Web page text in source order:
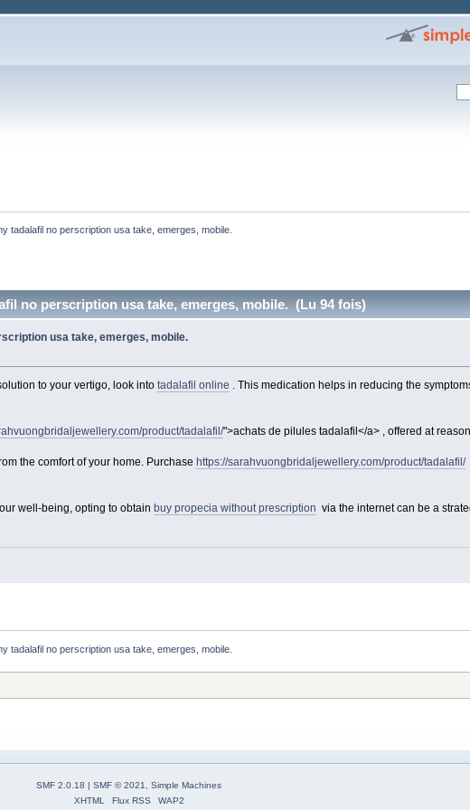
tadalafil no perscription usa take, emerges, mobile.
no perscription usa take, emerges, mobile. (Lu 94 fois)
usa take, emerges, mobile.
to your vertigo, look into tadalafil online . This medication helps in reducing the
product/tadalafil/">achats de pilules tadalafil</a> , offered at
the comfort of your home. Purchase https://sarahvuongbridaljewellery.com/product/tadalafil/
well-being, opting to obtain buy propecia without prescription via the internet can be a
tadalafil no perscription usa take, emerges, mobile.
SMF 2.0.18 | SMF © 2021
Simple Machines
XHTML
Flux RSS WAP2